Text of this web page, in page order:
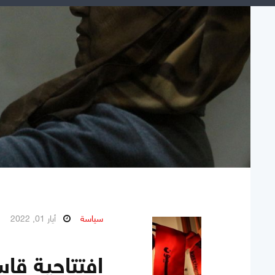
سياسة أيار 01, 2022